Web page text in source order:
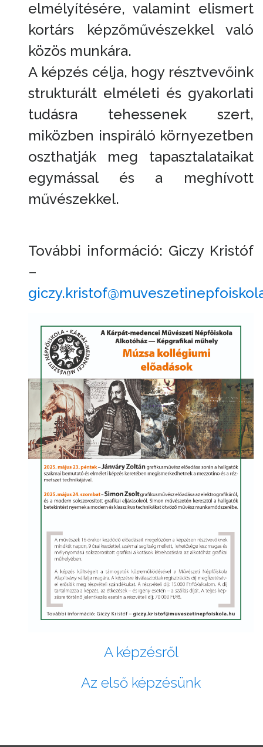
elmélyítésére, valamint elismert
kortárs képzőművészekkel való
közös munkára.
A képzés célja, hogy résztvevőink
strukturált elméleti és gyakorlati
tudásra tehessenek szert,
miközben inspiráló környezetben
oszthatják meg tapasztalataikat
egymással és a meghívott
művészekkel.
További információ: Giczy Kristóf
–
A képzésről
Az első képzésünk